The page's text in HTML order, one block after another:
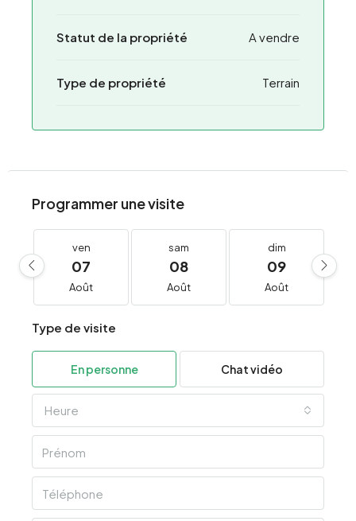
Statut de la propriété A vendre
Type de propriété Terrain
Programmer une visite
ven
07
Août
sam
08
Août
dim
09
Août
Type de visite
En personne Chat vidéo
Heure